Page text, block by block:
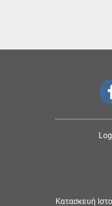
Κατασκευή